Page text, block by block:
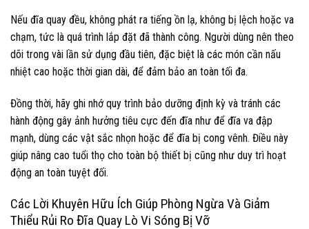
Nếu đĩa quay đều, không phát ra tiếng ồn lạ, không bị lệch hoặc va
chạm, tức là quá trình lắp đặt đã thành công. Người dùng nên theo
dõi trong vài lần sử dụng đầu tiên, đặc biệt là các món cần nấu
nhiệt cao hoặc thời gian dài, để đảm bảo an toàn tối đa.
Đồng thời, hãy ghi nhớ quy trình bảo dưỡng định kỳ và tránh các
hành động gây ảnh hưởng tiêu cực đến đĩa như để đĩa va đập
mạnh, dùng các vật sắc nhọn hoặc để đĩa bị cong vênh. Điều này
giúp nâng cao tuổi thọ cho toàn bộ thiết bị cũng như duy trì hoạt
động an toàn tuyệt đối.
Các Lời Khuyên Hữu Ích Giúp Phòng Ngừa Và Giảm
Thiểu Rủi Ro Đĩa Quay Lò Vi Sóng Bị Vỡ